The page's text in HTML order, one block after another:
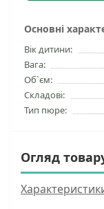
Основні
Вік дитини:
Вага:
Об`єм:
Складові:
Тип пюре:
Огляд